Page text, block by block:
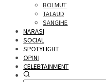
BOLMUT
TALAUD
SANGIHE
NARASI
SOCIAL
SPOTYLIGHT
OPINI
CELEBTAINMENT